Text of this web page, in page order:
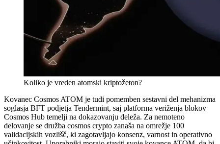
Koliko je vreden atomski kriptožeton?
Kovanec Cosmos ATOM je tudi pomemben sestavni del mehanizma
soglasja BFT podjetja Tendermint, saj platforma veriženja blokov
Cosmos Hub temelji na dokazovanju deleža. Za nemoteno
delovanje se družba cosmos crypto zanaša na omrežje 100
validacijskih vozlišč, ki zagotavljajo konsenz, varnost in operativno